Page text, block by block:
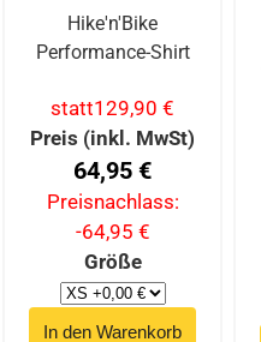
Hike'n'Bike
Performance-Shirt
statt129,90 €
Preis (inkl. MwSt)
64,95 €
Preisnachlass:
-64,95 €
Größe